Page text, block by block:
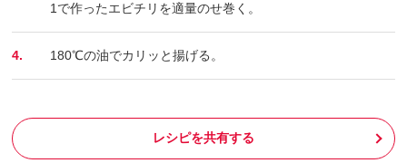
1で作ったエビチリを適量のせ巻く。
4. 180℃の油でカリッと揚げる。
レシピを共有する